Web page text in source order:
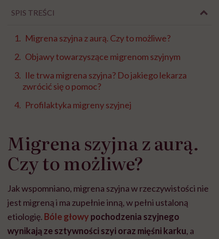
SPIS TREŚCI
Migrena szyjna z aurą. Czy to możliwe?
Objawy towarzyszące migrenom szyjnym
Ile trwa migrena szyjna? Do jakiego lekarza
zwrócić się o pomoc?
Profilaktyka migreny szyjnej
Migrena szyjna z aurą.
Czy to możliwe?
Jak wspomniano, migrena szyjna w rzeczywistości nie
jest migreną i ma zupełnie inną, w pełni ustaloną
etiologię. Bóle głowy pochodzenia szyjnego
wynikają ze sztywności szyi oraz mięśni karku, a